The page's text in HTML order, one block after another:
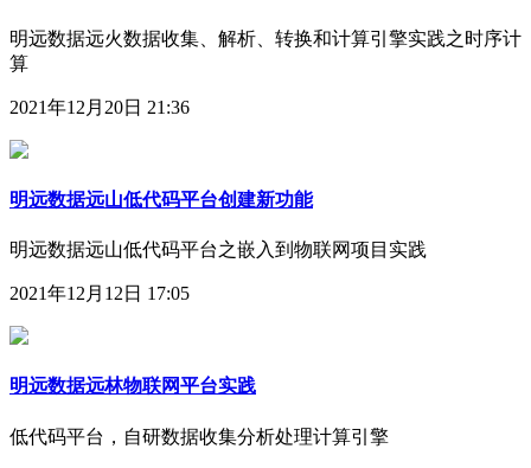
明远数据远火数据收集、解析、转换和计算引擎实践之时序计
算
2021年12月20日 21:36
明远数据远山低代码平台创建新功能
明远数据远山低代码平台之嵌入到物联网项目实践
2021年12月12日 17:05
明远数据远林物联网平台实践
低代码平台，自研数据收集分析处理计算引擎